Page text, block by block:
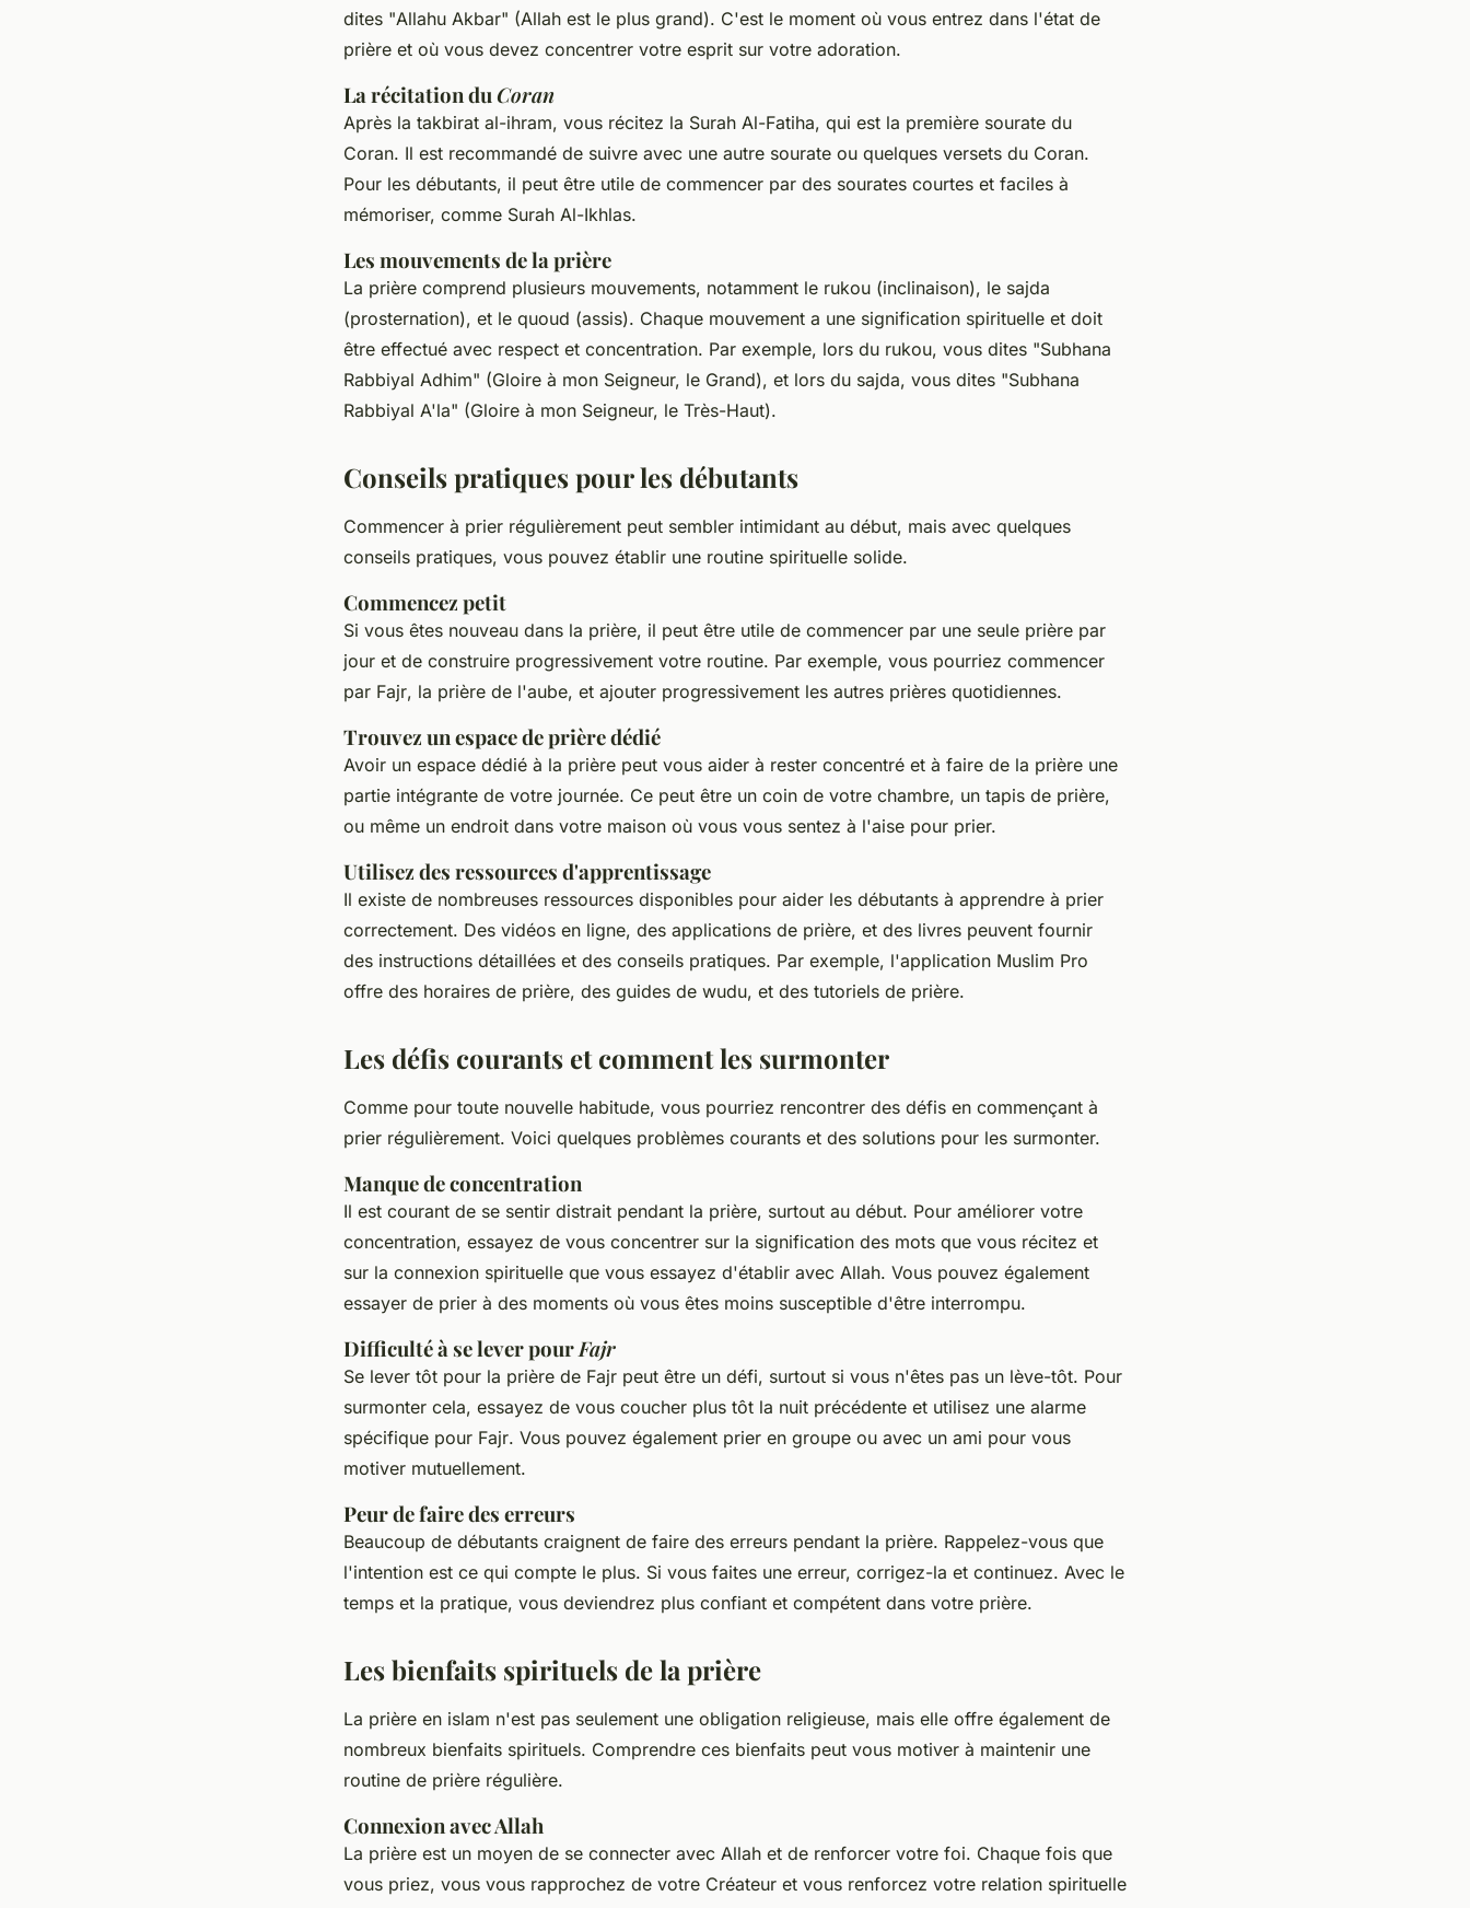
dites "Allahu Akbar" (Allah est le plus grand). C'est le moment où vous entrez dans l'état de
prière et où vous devez concentrer votre esprit sur votre adoration.
La récitation du Coran
Après la takbirat al-ihram, vous récitez la Surah Al-Fatiha, qui est la première sourate du
Coran. Il est recommandé de suivre avec une autre sourate ou quelques versets du Coran.
Pour les débutants, il peut être utile de commencer par des sourates courtes et faciles à
mémoriser, comme Surah Al-Ikhlas.
Les mouvements de la prière
La prière comprend plusieurs mouvements, notamment le rukou (inclinaison), le sajda
(prosternation), et le quoud (assis). Chaque mouvement a une signification spirituelle et doit
être effectué avec respect et concentration. Par exemple, lors du rukou, vous dites "Subhana
Rabbiyal Adhim" (Gloire à mon Seigneur, le Grand), et lors du sajda, vous dites "Subhana
Rabbiyal A'la" (Gloire à mon Seigneur, le Très-Haut).
Conseils pratiques pour les débutants
Commencer à prier régulièrement peut sembler intimidant au début, mais avec quelques
conseils pratiques, vous pouvez établir une routine spirituelle solide.
Commencez petit
Si vous êtes nouveau dans la prière, il peut être utile de commencer par une seule prière par
jour et de construire progressivement votre routine. Par exemple, vous pourriez commencer
par Fajr, la prière de l'aube, et ajouter progressivement les autres prières quotidiennes.
Trouvez un espace de prière dédié
Avoir un espace dédié à la prière peut vous aider à rester concentré et à faire de la prière une
partie intégrante de votre journée. Ce peut être un coin de votre chambre, un tapis de prière,
ou même un endroit dans votre maison où vous vous sentez à l'aise pour prier.
Utilisez des ressources d'apprentissage
Il existe de nombreuses ressources disponibles pour aider les débutants à apprendre à prier
correctement. Des vidéos en ligne, des applications de prière, et des livres peuvent fournir
des instructions détaillées et des conseils pratiques. Par exemple, l'application Muslim Pro
offre des horaires de prière, des guides de wudu, et des tutoriels de prière.
Les défis courants et comment les surmonter
Comme pour toute nouvelle habitude, vous pourriez rencontrer des défis en commençant à
prier régulièrement. Voici quelques problèmes courants et des solutions pour les surmonter.
Manque de concentration
Il est courant de se sentir distrait pendant la prière, surtout au début. Pour améliorer votre
concentration, essayez de vous concentrer sur la signification des mots que vous récitez et
sur la connexion spirituelle que vous essayez d'établir avec Allah. Vous pouvez également
essayer de prier à des moments où vous êtes moins susceptible d'être interrompu.
Difficulté à se lever pour Fajr
Se lever tôt pour la prière de Fajr peut être un défi, surtout si vous n'êtes pas un lève-tôt. Pour
surmonter cela, essayez de vous coucher plus tôt la nuit précédente et utilisez une alarme
spécifique pour Fajr. Vous pouvez également prier en groupe ou avec un ami pour vous
motiver mutuellement.
Peur de faire des erreurs
Beaucoup de débutants craignent de faire des erreurs pendant la prière. Rappelez-vous que
l'intention est ce qui compte le plus. Si vous faites une erreur, corrigez-la et continuez. Avec le
temps et la pratique, vous deviendrez plus confiant et compétent dans votre prière.
Les bienfaits spirituels de la prière
La prière en islam n'est pas seulement une obligation religieuse, mais elle offre également de
nombreux bienfaits spirituels. Comprendre ces bienfaits peut vous motiver à maintenir une
routine de prière régulière.
Connexion avec Allah
La prière est un moyen de se connecter avec Allah et de renforcer votre foi. Chaque fois que
vous priez, vous vous rapprochez de votre Créateur et vous renforcez votre relation spirituelle